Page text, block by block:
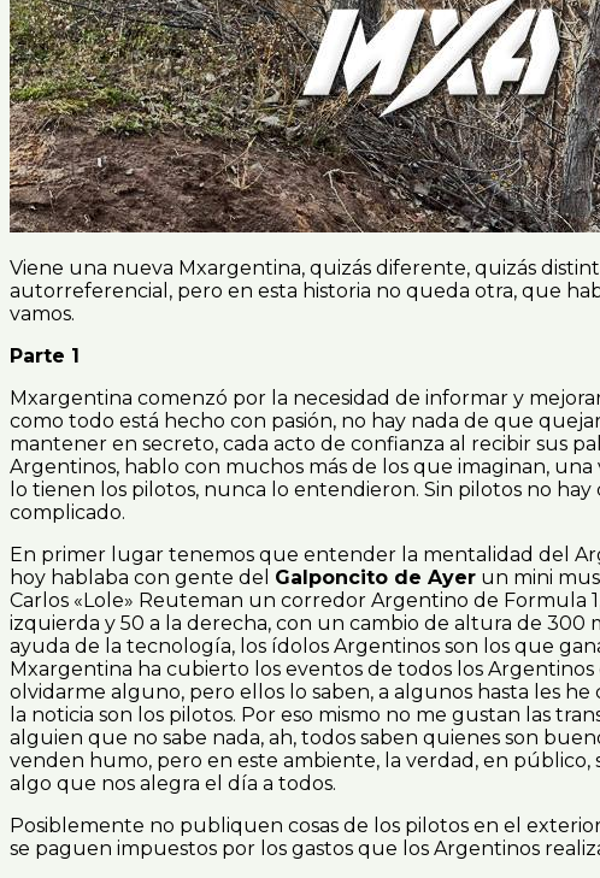
Viene una nueva Mxargentina, quizás diferente, quizás
autorreferencial, pero en esta historia no queda otra, que
vamos.
Parte 1
Mxargentina comenzó por la necesidad de informar y
como todo está hecho con pasión, no hay nada de que
mantener en secreto, cada acto de confianza al recibir sus
Argentinos, hablo con muchos más de los que imaginan,
lo tienen los pilotos, nunca lo entendieron. Sin pilotos no
complicado.
En primer lugar tenemos que entender la mentalidad del
hoy hablaba con gente del Galponcito de Ayer un mini
Carlos «Lole» Reuteman un corredor Argentino de Formula
izquierda y 50 a la derecha, con un cambio de altura de 300
ayuda de la tecnología, los ídolos Argentinos son los que
Mxargentina ha cubierto los eventos de todos los
olvidarme alguno, pero ellos lo saben, a algunos hasta les
la noticia son los pilotos. Por eso mismo no me gustan las
alguien que no sabe nada, ah, todos saben quienes son
venden humo, pero en este ambiente, la verdad, en público,
algo que nos alegra el día a todos.
Posiblemente no publiquen cosas de los pilotos en el
se paguen impuestos por los gastos que los Argentinos